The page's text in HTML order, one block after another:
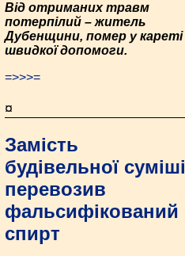
Від отриманих травм
потерпілий – житель
Дубенщини, помер у кареті
швидкої допомоги.
=>>>=
¤
Замість
будівельної суміші
перевозив
фальсифікований
спирт